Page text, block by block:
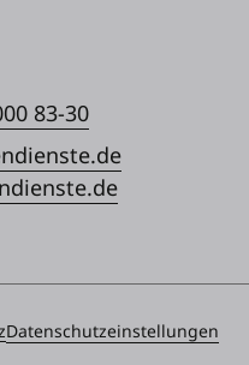
83-30
Datenschutzeinstellungen